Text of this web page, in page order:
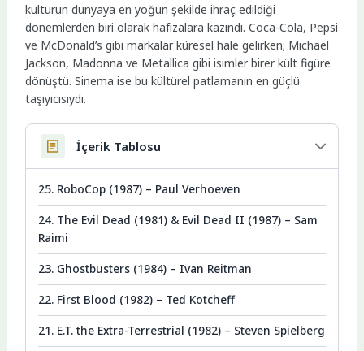
kültürün dünyaya en yoğun şekilde ihraç edildiği
dönemlerden biri olarak hafızalara kazındı. Coca-Cola, Pepsi
ve McDonald’s gibi markalar küresel hale gelirken; Michael
Jackson, Madonna ve Metallica gibi isimler birer kült figüre
dönüştü. Sinema ise bu kültürel patlamanın en güçlü
taşıyıcısıydı.
İçerik Tablosu
25. RoboCop (1987) – Paul Verhoeven
24. The Evil Dead (1981) & Evil Dead II (1987) – Sam
Raimi
23. Ghostbusters (1984) – Ivan Reitman
22. First Blood (1982) – Ted Kotcheff
21. E.T. the Extra-Terrestrial (1982) – Steven Spielberg